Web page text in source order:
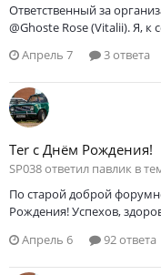
Ответственный за
@Ghoste Rose (Vitalii). Я, к
Апрель 7
3 ответа
Ter с Днём Рождения!
SP038 ответил павлик в
По старой доброй
Рождения! Успехов,
Апрель 6
92 ответа